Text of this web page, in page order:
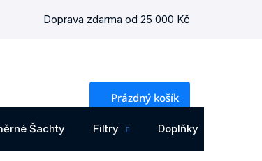
Doprava zdarma od 25 000 Kč
NÁKUPNÍ
Prázdný košík
Šachty Filtry Doplňky